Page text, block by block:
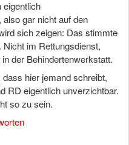
eigentlich
gar nicht auf den
sich zeigen: Das stimmte
Nicht im Rettungsdienst,
der Behindertenwerkstatt.
hier jemand schreibt,
RD eigentlich unverzichtbar.
so zu sein.